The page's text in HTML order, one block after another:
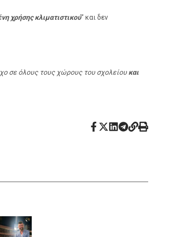
χρήσης κλιματιστικού” και δεν
σε όλους τους χώρους του σχολείουκαι